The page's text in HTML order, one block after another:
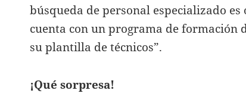
búsqueda de personal especializado
cuenta con un programa de formación
su plantilla de técnicos”.
¡Qué sorpresa!